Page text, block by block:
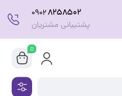
8258502
0902
پشتیبانی مشتریان
0